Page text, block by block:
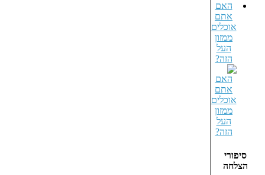
האם
אתם
אוכלים
ממזון
העל
הזה?
סיפורי
הצלחה